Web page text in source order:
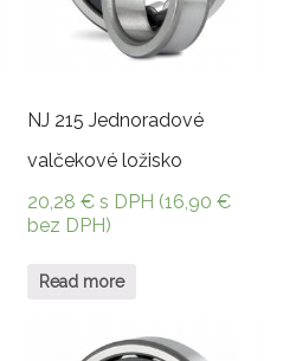
NJ 215 Jednoradové
valčekové ložisko
20,28€ s DPH (16,90€
bez DPH)
Read more